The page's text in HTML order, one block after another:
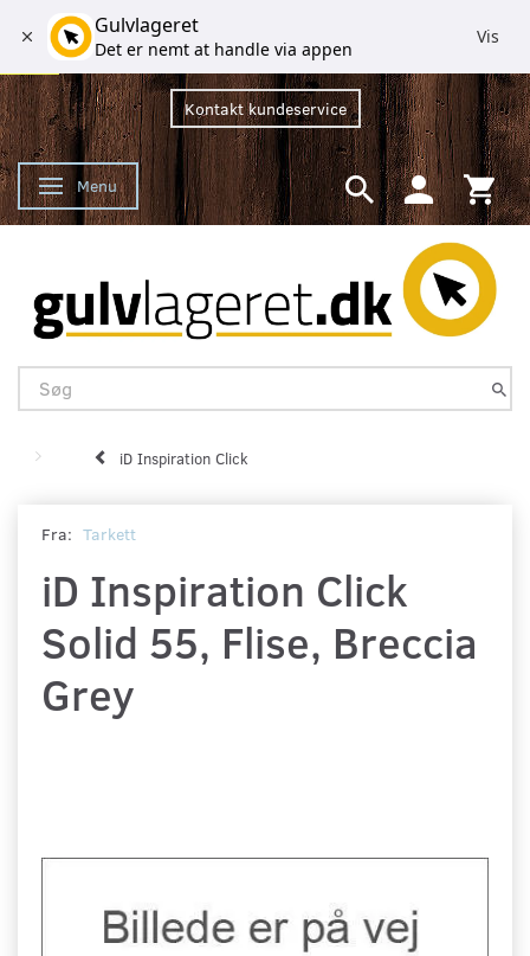
Kontakt kundeservice
Skifte navigation
Menu
iD Inspiration Click
Fra: Tarkett
iD Inspiration Click
Solid 55, Flise, Breccia
Grey
Gulvlageret
Det er nemt at handle via appen
Vis